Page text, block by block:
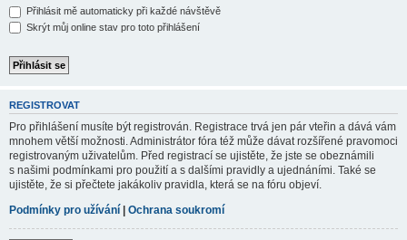
Přihlásit mě automaticky při každé návštěvě
Skrýt můj online stav pro toto přihlášení
REGISTROVAT
Pro přihlášení musíte být registrován. Registrace trvá jen pár vteřin a dává vám
mnohem větší možnosti. Administrátor fóra též může dávat rozšířené pravomoci
registrovaným uživatelům. Před registrací se ujistěte, že jste se obeznámili
s našimi podmínkami pro použití a s dalšími pravidly a ujednáními. Také se
ujistěte, že si přečtete jakákoliv pravidla, která se na fóru objeví.
Podmínky pro užívání | Ochrana soukromí